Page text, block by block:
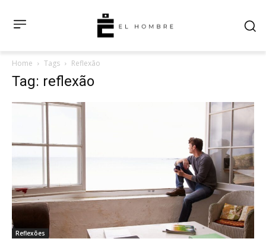
Home Tags Reflexão
Tag: reflexão
Reflexões